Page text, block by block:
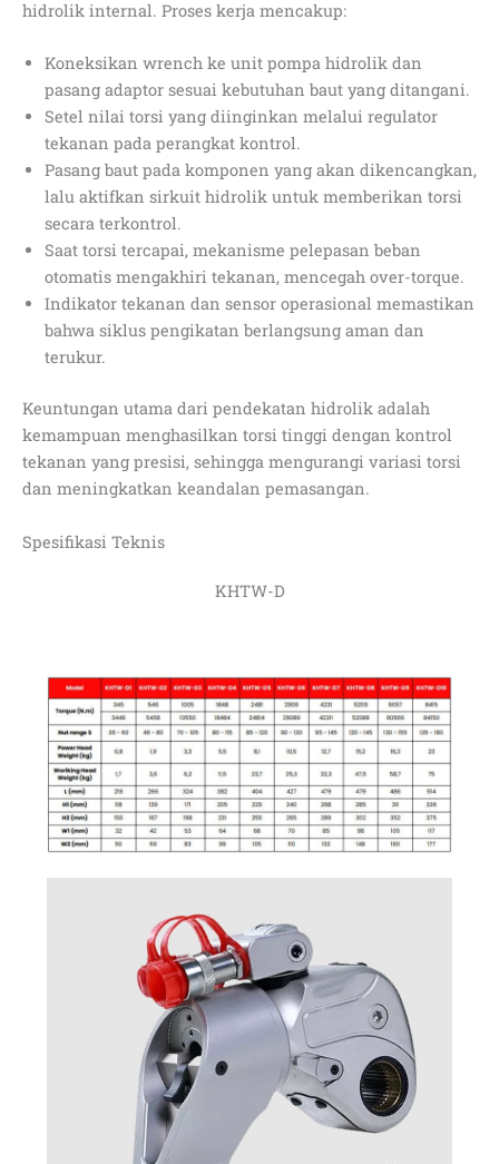
hidrolik internal. Proses kerja mencakup:
Koneksikan wrench ke unit pompa hidrolik dan
pasang adaptor sesuai kebutuhan baut yang ditangani.
Setel nilai torsi yang diinginkan melalui regulator
tekanan pada perangkat kontrol.
Pasang baut pada komponen yang akan dikencangkan,
lalu aktifkan sirkuit hidrolik untuk memberikan torsi
secara terkontrol.
Saat torsi tercapai, mekanisme pelepasan beban
otomatis mengakhiri tekanan, mencegah over-torque.
Indikator tekanan dan sensor operasional memastikan
bahwa siklus pengikatan berlangsung aman dan
terukur.
Keuntungan utama dari pendekatan hidrolik adalah
kemampuan menghasilkan torsi tinggi dengan kontrol
tekanan yang presisi, sehingga mengurangi variasi torsi
dan meningkatkan keandalan pemasangan.
Spesifikasi Teknis
KHTW-D